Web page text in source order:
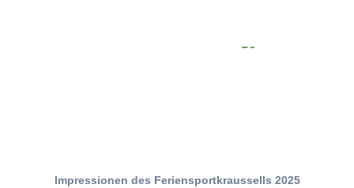
Impressionen des Feriensportkraussells 2025